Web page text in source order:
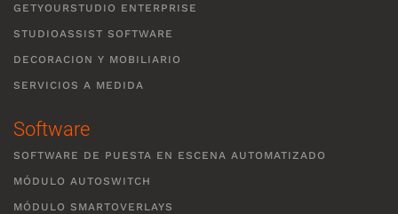
GETYOURSTUDIO ENTERPRISE
STUDIOASSIST SOFTWARE
DECORACION Y MOBILIARIO
SERVICIOS A MEDIDA
Software
SOFTWARE DE PUESTA EN ESCENA AUTOMATIZADO
MÓDULO AUTOSWITCH
MÓDULO SMARTOVERLAYS